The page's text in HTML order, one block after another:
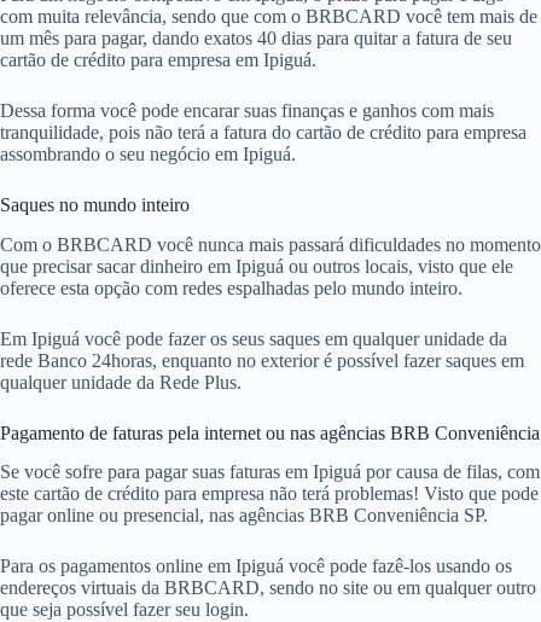
com muita relevância, sendo que com o BRBCARD você tem mais de
um mês para pagar, dando exatos 40 dias para quitar a fatura de seu
cartão de crédito para empresa em Ipiguá.
Dessa forma você pode encarar suas finanças e ganhos com mais
tranquilidade, pois não terá a fatura do cartão de crédito para empresa
assombrando o seu negócio em Ipiguá.
Saques no mundo inteiro
Com o BRBCARD você nunca mais passará dificuldades no momento
que precisar sacar dinheiro em Ipiguá ou outros locais, visto que ele
oferece esta opção com redes espalhadas pelo mundo inteiro.
Em Ipiguá você pode fazer os seus saques em qualquer unidade da
rede Banco 24horas, enquanto no exterior é possível fazer saques em
qualquer unidade da Rede Plus.
Pagamento de faturas pela internet ou nas agências BRB Conveniência
Se você sofre para pagar suas faturas em Ipiguá por causa de filas, com
este cartão de crédito para empresa não terá problemas! Visto que pode
pagar online ou presencial, nas agências BRB Conveniência SP.
Para os pagamentos online em Ipiguá você pode fazê-los usando os
endereços virtuais da BRBCARD, sendo no site ou em qualquer outro
que seja possível fazer seu login.